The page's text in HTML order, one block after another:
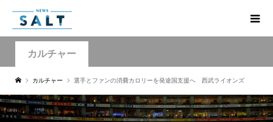
カルチャー
カルチャー 選手とファンの消費カロリーを発途国支援へ 西武ライオンズ